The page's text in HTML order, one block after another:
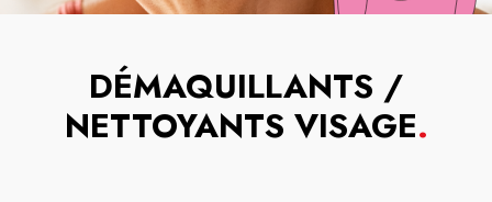
DÉMAQUILLANTS /
NETTOYANTS VISAGE.